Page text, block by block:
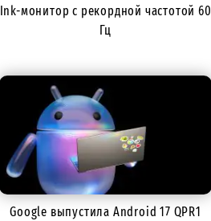
Ink-монитор с рекордной частотой 60
Гц
Google выпустила Android 17 QPR1